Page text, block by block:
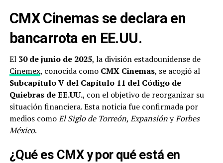
CMX Cinemas se declara en
bancarrota en EE.UU.
El 30 de junio de 2025, la división estadounidense de
Cinemex, conocida como CMX Cinemas, se acogió al
Subcapítulo V del Capítulo 11 del Código de
Quiebras de EE.UU., con el objetivo de reorganizar su
situación financiera. Esta noticia fue confirmada por
medios comoEl Siglo de Torreón, ExpansiónyForbes
México.
¿Qué es CMX y por qué está en